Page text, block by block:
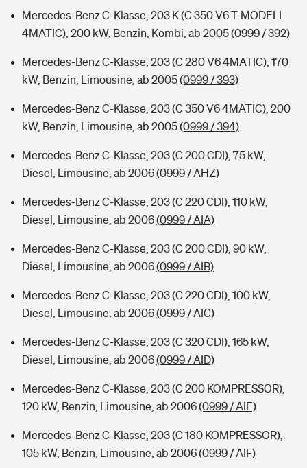
Mercedes-Benz C-Klasse, 203 K (C 350 V6 T-MODELL
4MATIC), 200 kW, Benzin, Kombi, ab 2005(0999 / 392)
Mercedes-Benz C-Klasse, 203 (C 280 V6 4MATIC), 170
kW, Benzin, Limousine, ab 2005(0999 / 393)
Mercedes-Benz C-Klasse, 203 (C 350 V6 4MATIC), 200
kW, Benzin, Limousine, ab 2005(0999 / 394)
Mercedes-Benz C-Klasse, 203 (C 200 CDI), 75 kW,
Diesel, Limousine, ab 2006(0999 / AHZ)
Mercedes-Benz C-Klasse, 203 (C 220 CDI), 110 kW,
Diesel, Limousine, ab 2006(0999 / AIA)
Mercedes-Benz C-Klasse, 203 (C 200 CDI), 90 kW,
Diesel, Limousine, ab 2006(0999 / AIB)
Mercedes-Benz C-Klasse, 203 (C 220 CDI), 100 kW,
Diesel, Limousine, ab 2006(0999 / AIC)
Mercedes-Benz C-Klasse, 203 (C 320 CDI), 165 kW,
Diesel, Limousine, ab 2006(0999 / AID)
Mercedes-Benz C-Klasse, 203 (C 200 KOMPRESSOR),
120 kW, Benzin, Limousine, ab 2006(0999 / AIE)
Mercedes-Benz C-Klasse, 203 (C 180 KOMPRESSOR),
105 kW, Benzin, Limousine, ab 2006(0999 / AIF)